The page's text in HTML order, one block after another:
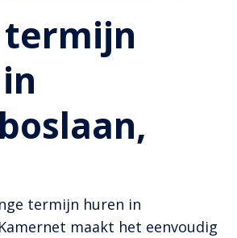
termijn
termijn huren in
maakt het eenvoudig